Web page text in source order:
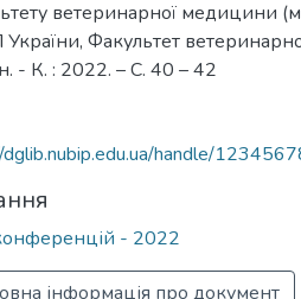
ветеринарної медицини
Факультет
- К. : 2022. – С. 40 – 42
handle/
- 2022
інформація про документ